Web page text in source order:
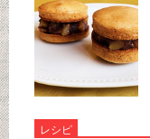
レシピ